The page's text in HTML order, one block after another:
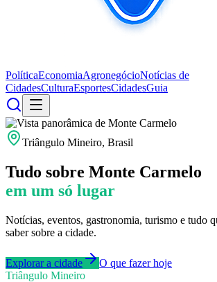
PolíticaEconomiaAgronegócioNotícias de
CidadesCulturaEsportesCidadesGuia
Triângulo Mineiro, Brasil
Tudo sobre Monte Carmelo
em um só lugar
Notícias, eventos, gastronomia, turismo e tudo
saber sobre a cidade.
Explorar a cidade
O que fazer hoje
Triângulo Mineiro